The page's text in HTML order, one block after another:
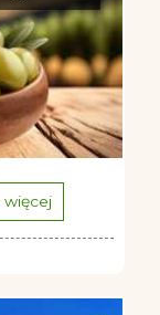
więcej